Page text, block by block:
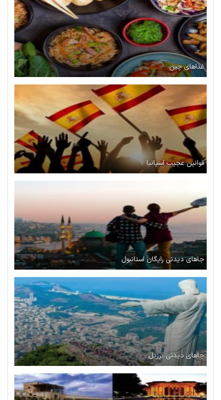
غذاهای چین
قوانین عجیب اسپانیا
جاهای دیدنی رایگان استانبول
جاهای دیدنی برزیل